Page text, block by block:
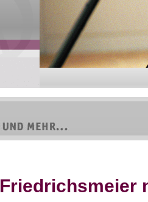
Friedrichsmeier